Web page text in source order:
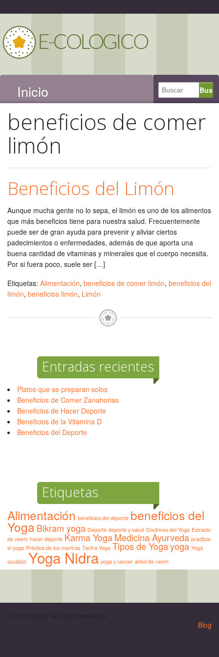
Inicio
beneficios de comer
limón
Beneficios del Limón
Aunque mucha gente no lo sepa, el limón es uno de los alimentos
que más beneficios tiene para nuestra salud. Frecuentemente
puede ser de gran ayuda para prevenir y aliviar ciertos
padecimientos o enfermedades, además de que aporta una
buena cantidad de vitaminas y minerales que el cuerpo necesita.
Por si fuera poco, suele ser […]
Etiquetas: Alimentación, beneficios de comer limón, beneficios del
limón, beneficios limón, Limón
Entradas recientes
Platos que se preparan solos
Beneficios de Comer Zanahorias
Beneficios de Hacer Deporte
Beneficios de la Vitamina D
Beneficios del Deporte
Etiquetas
Alimentación beneficios del deporte beneficios del
Yoga Bikram yoga Deporte deporte y salud Doctrinas del Yoga Extracto
de neem hacer deporte Karma YogaMedicina Ayurveda practicar
el yoga Práctica de los mantras Tantra Yoga Tipos de Yogayoga Yoga
acuático Yoga Nidra yoga y cancer árbol de neem
© 2008-2026 All rights reserved.
Blog